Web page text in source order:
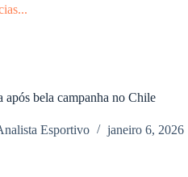
bela campanha no Chile
Esportivo janeiro 6, 2026